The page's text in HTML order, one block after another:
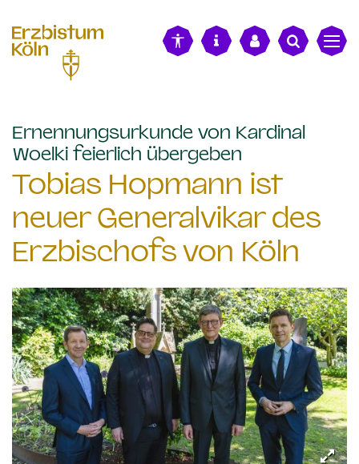
Ernennungsurkunde von Kardinal
Woelki feierlich übergeben
Tobias Hopmann ist
neuer Generalvikar des
Erzbischofs von Köln